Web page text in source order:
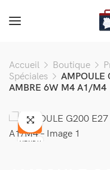
Accueil Boutique
Spéciales
AMPOULE
AMBRE 6W M4 A1/M4
VENDU